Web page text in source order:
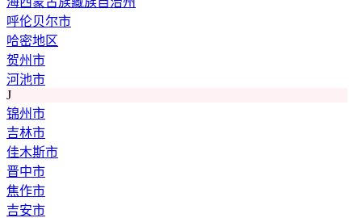
呼伦贝尔市
哈密地区
贺州市
河池市
J
锦州市
吉林市
佳木斯市
晋中市
焦作市
吉安市